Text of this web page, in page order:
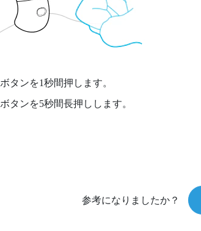
ボタンを1秒間押します。
ボタンを5秒間長押しします。
参考になりましたか？